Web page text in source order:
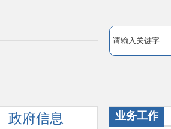
政府信息
业务工作